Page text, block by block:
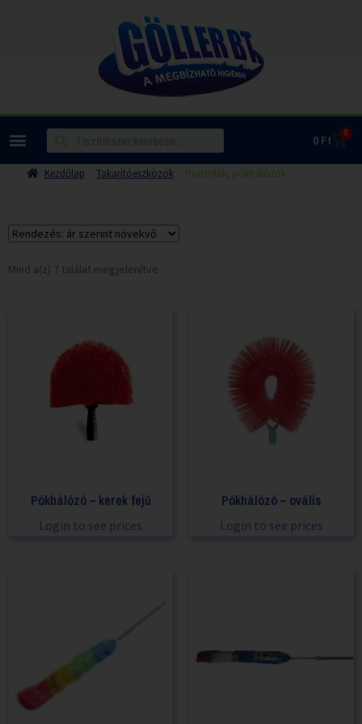
0Ft 0
Kezdőlap Takarítóeszközök Portörlők, pókhálózók
Mind a(z) 7 találat megjelenítve
Pókhálózó – kerek fejű
Login to see prices
Pókhálózó – ovális
Login to see prices